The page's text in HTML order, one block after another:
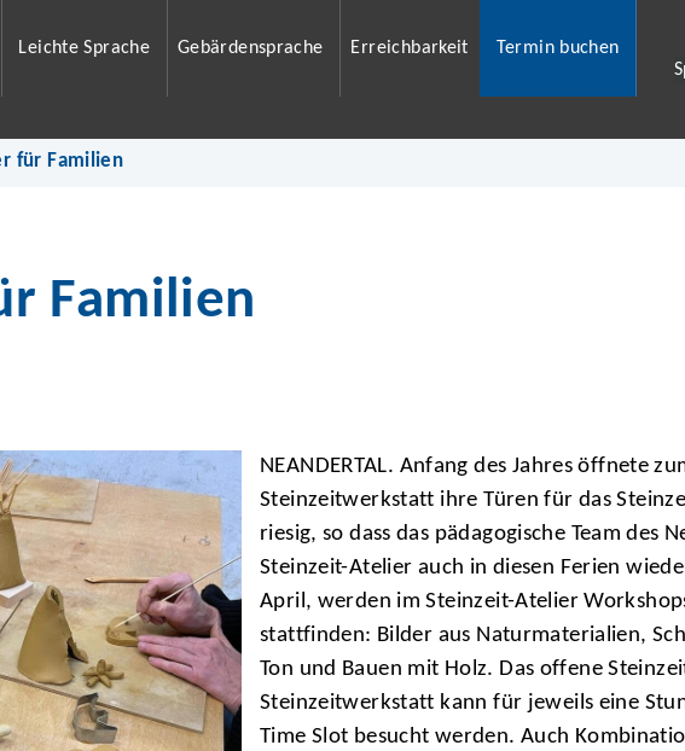
Leichte Sprache Gebärdensprache Erreichbarkeit
Termin buchen
für Familien
Familien
NEANDERTAL. Anfang des Jahres öffnete
Steinzeitwerkstatt ihre Türen für das
riesig, so dass das pädagogische Team des
Steinzeit-Atelier auch in diesen Ferien
April, werden im Steinzeit-Atelier
stattfinden: Bilder aus Naturmaterialien,
Ton und Bauen mit Holz. Das offene
Steinzeitwerkstatt kann für jeweils eine
Time Slot besucht werden. Auch